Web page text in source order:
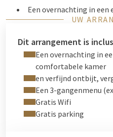
Een overnachting in
kamer
goed te beginnen
Een 3-gangenmenu,
met verse en
dranken)
Of het nu is om een speciale
voor uw plezier, beleef een
UW
Dit arrangement is
Een overnachting in
comfortabele kamer
en verfijnd ontbijt,
Een 3-gangenmenu
Gratis Wifi
Gratis parking